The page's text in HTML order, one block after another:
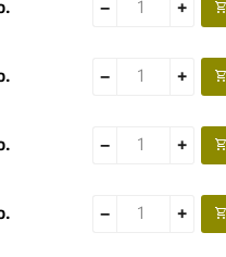
− +
− +
− +
− +